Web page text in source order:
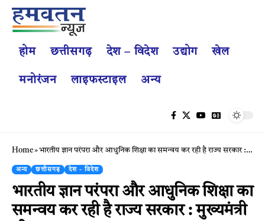
होम छत्तीसगढ़ देश – विदेश उद्योग खेल
मनोरंजन लाइफस्टाइल अन्य
Home»भारतीय ज्ञान परंपरा और आधुनिक शिक्षा का समन्वय कर रही है राज्य सरकार : मुख्यमंत्री श्री साय.
अन्य छत्तीसगढ़ देश - विदेश
भारतीय ज्ञान परंपरा और आधुनिक शिक्षा का
समन्वय कर रही है राज्य सरकार : मुख्यमंत्री